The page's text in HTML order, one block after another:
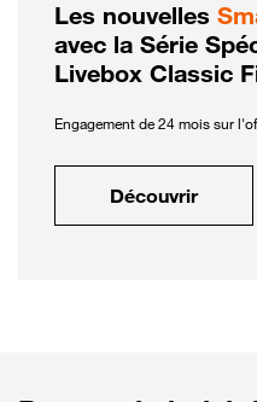
Les nouvelles
avec la Série
Livebox Classic
Engagement de 24 mois sur
Découvrir